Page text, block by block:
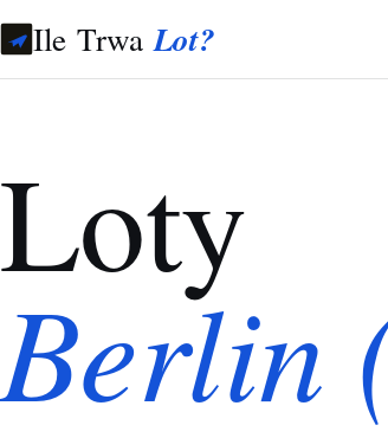
Ile TrwaLot?
Loty
Berlin